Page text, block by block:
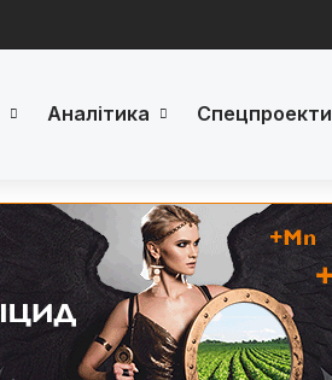
Аналітика Спецпроекти